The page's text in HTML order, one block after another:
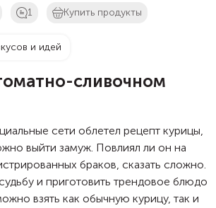
1 Купить продукты
и идей
сливочном
сети облетел рецепт курицы,
выйти замуж. Повлиял ли он на
браков, сказать сложно.
и приготовить трендовое блюдо
взять как обычную курицу, так и